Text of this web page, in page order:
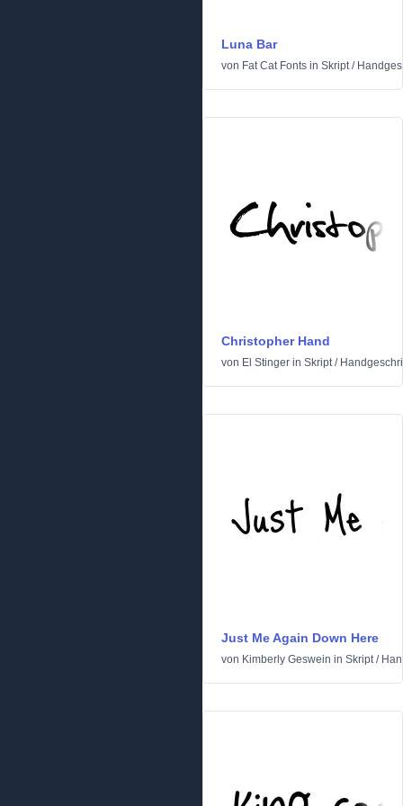
Luna Bar
von Fat Cat Fonts in Skript/
Christopher Hand
von El Stinger in Skript/
Just Me Again Down Here
von Kimberly Geswein in Skript/